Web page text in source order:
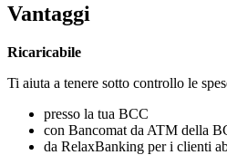
Vantaggi
Ricaricabile
Ti aiuta a tenere sotto controllo le
presso la tua BCC
con Bancomat da ATM della
da RelaxBanking per i clienti